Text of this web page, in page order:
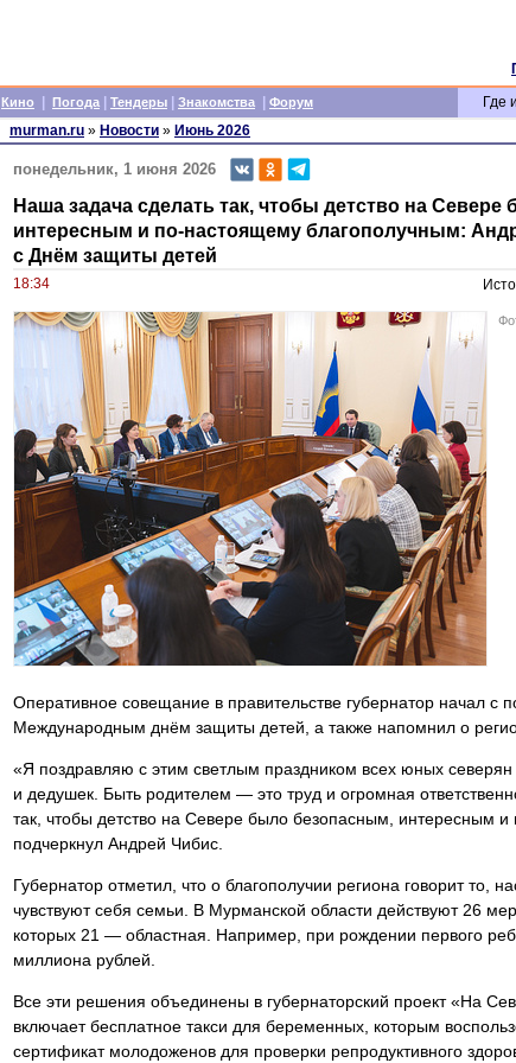
Кино Погода Тендеры Знакомства Форум
Где
murman.ru » Новости » Июнь 2026
понедельник, 1 июня 2026
Наша задача сделать так, чтобы детство на
интересным и по-настоящему благополучным:
с Днём защиты детей
18:34
Оперативное совещание в правительстве губернатор начал с
Международным днём защиты детей, а также напомнил о
«Я поздравляю с этим светлым праздником всех юных
и дедушек. Быть родителем — это труд и огромная
так, чтобы детство на Севере было безопасным, интересным
подчеркнул Андрей Чибис.
Губернатор отметил, что о благополучии региона говорит то,
чувствуют себя семьи. В Мурманской области действуют 26
которых 21 — областная. Например, при рождении первого
миллиона рублей.
Все эти решения объединены в губернаторский проект «На
включает бесплатное такси для беременных, которым
сертификат молодоженов для проверки репродуктивного